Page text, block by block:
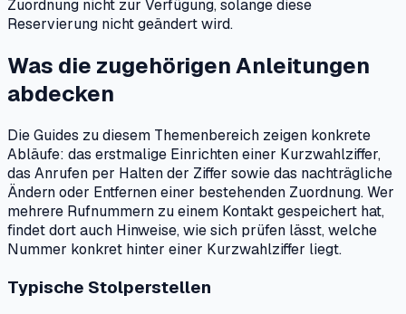
Zuordnung nicht zur Verfügung, solange diese
Reservierung nicht geändert wird.
Was die zugehörigen Anleitungen
abdecken
Die Guides zu diesem Themenbereich zeigen konkrete
Abläufe: das erstmalige Einrichten einer Kurzwahlziffer,
das Anrufen per Halten der Ziffer sowie das nachträgliche
Ändern oder Entfernen einer bestehenden Zuordnung. Wer
mehrere Rufnummern zu einem Kontakt gespeichert hat,
findet dort auch Hinweise, wie sich prüfen lässt, welche
Nummer konkret hinter einer Kurzwahlziffer liegt.
Typische Stolperstellen